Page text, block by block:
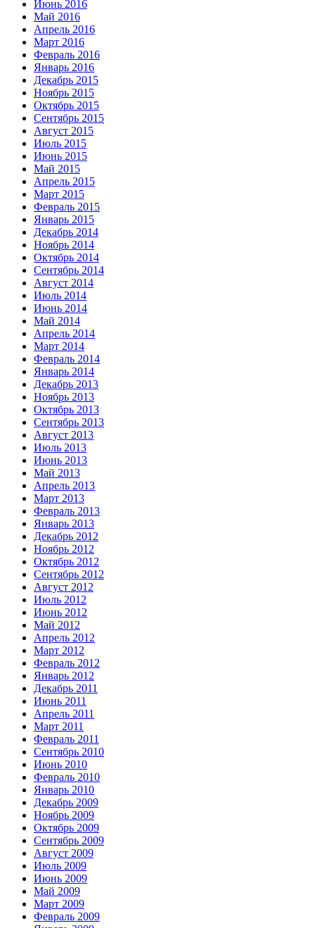
Июнь 2016
Май 2016
Апрель 2016
Март 2016
Февраль 2016
Январь 2016
Декабрь 2015
Ноябрь 2015
Октябрь 2015
Сентябрь 2015
Август 2015
Июль 2015
Июнь 2015
Май 2015
Апрель 2015
Март 2015
Февраль 2015
Январь 2015
Декабрь 2014
Ноябрь 2014
Октябрь 2014
Сентябрь 2014
Август 2014
Июль 2014
Июнь 2014
Май 2014
Апрель 2014
Март 2014
Февраль 2014
Январь 2014
Декабрь 2013
Ноябрь 2013
Октябрь 2013
Сентябрь 2013
Август 2013
Июль 2013
Июнь 2013
Май 2013
Апрель 2013
Март 2013
Февраль 2013
Январь 2013
Декабрь 2012
Ноябрь 2012
Октябрь 2012
Сентябрь 2012
Август 2012
Июль 2012
Июнь 2012
Май 2012
Апрель 2012
Март 2012
Февраль 2012
Январь 2012
Декабрь 2011
Июнь 2011
Апрель 2011
Март 2011
Февраль 2011
Сентябрь 2010
Июнь 2010
Февраль 2010
Январь 2010
Декабрь 2009
Ноябрь 2009
Октябрь 2009
Сентябрь 2009
Август 2009
Июль 2009
Июнь 2009
Май 2009
Март 2009
Февраль 2009